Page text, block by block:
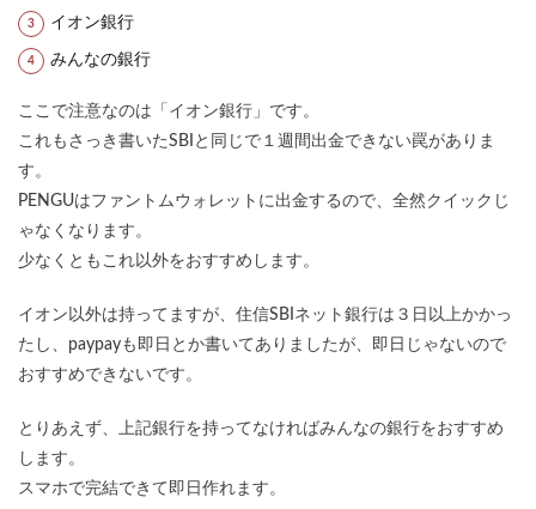
イオン銀行
みんなの銀行
ここで注意なのは「イオン銀行」です。
これもさっき書いたSBIと同じで１週間出金できない罠がありま
す。
PENGUはファントムウォレットに出金するので、全然クイックじ
ゃなくなります。
少なくともこれ以外をおすすめします。
イオン以外は持ってますが、住信SBIネット銀行は３日以上かかっ
たし、paypayも即日とか書いてありましたが、即日じゃないので
おすすめできないです。
とりあえず、上記銀行を持ってなければみんなの銀行をおすすめ
します。
スマホで完結できて即日作れます。